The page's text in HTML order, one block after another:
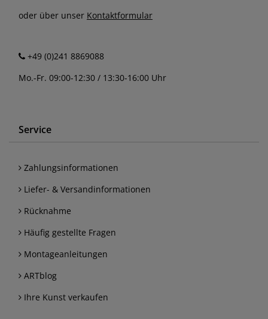
oder über unser Kontaktformular
+49 (0)241 8869088
Mo.-Fr. 09:00-12:30 / 13:30-16:00 Uhr
Service
Zahlungsinformationen
Liefer- & Versandinformationen
Rücknahme
Häufig gestellte Fragen
Montageanleitungen
ARTblog
Ihre Kunst verkaufen